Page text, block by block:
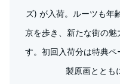
ズ) が入荷。ルーツも年
京を歩き、新たな街の
す。初回入荷分は特典
製原画ととも